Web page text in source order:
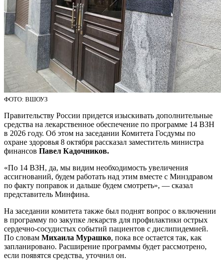
ФОТО: ВШОУЗ
Правительству России придется изыскивать дополнительные
средства на лекарственное обеспечение по программе 14 ВЗН
в 2026 году. Об этом на заседании Комитета Госдумы по
охране здоровья 8 октября рассказал заместитель министра
финансов Павел Кадочников.
«По 14 ВЗН, да, мы видим необходимость увеличения
ассигнований, будем работать над этим вместе с Минздравом
по факту поправок и дальше будем смотреть», — сказал
представитель Минфина.
На заседании комитета также был поднят вопрос о включении
в программу по закупке лекарств для профилактики острых
сердечно-сосудистых событий пациентов с дислипидемией.
По словам Михаила Мурашко, пока все остается так, как
запланировано. Расширение программы будет рассмотрено,
если появятся средства, уточнил он.